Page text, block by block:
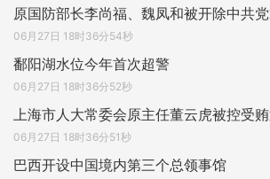
原国防部长李尚福、魏凤和被开除中共
06月27日 18时36分54秒
鄱阳湖水位今年首次超警
06月27日 18时36分52秒
上海市人大常委会原主任董云虎被控受贿
06月27日 18时36分51秒
巴西开设中国境内第三个总领事馆